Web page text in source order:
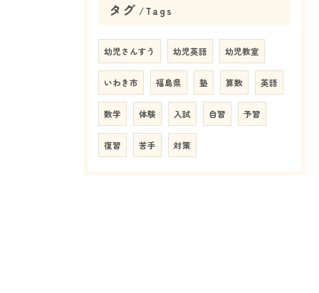
タグ Tags
幼児さんすう 幼児英語 幼児教室
いわき市 福島県 塾 算数 英語
数学 体験 入試 自習 予習
復習 苦手 対策